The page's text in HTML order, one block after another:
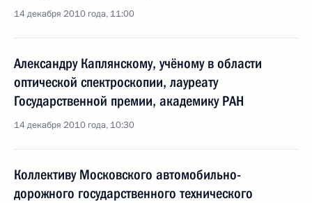
14 декабря 2010 года, 11:00
Александру Каплянскому, учёному в области
оптической спектроскопии, лауреату
Государственной премии, академику РАН
14 декабря 2010 года, 10:30
Коллективу Московского автомобильно-
дорожного государственного технического